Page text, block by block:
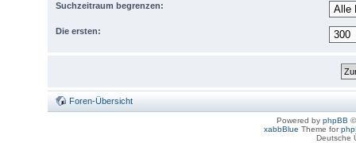
Suchzeitraum begrenzen:
Die ersten:
Foren-Übersicht
Powered by phpBB
xabbBlue Theme for
Deutsche